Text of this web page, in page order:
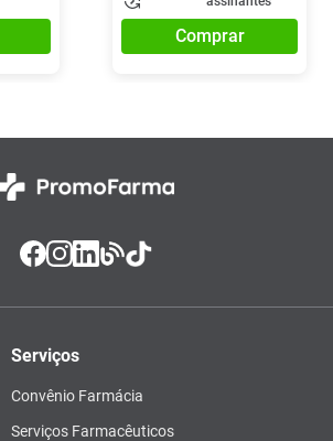
Comprar
Serviços
Convênio Farmácia
Serviços Farmacêuticos